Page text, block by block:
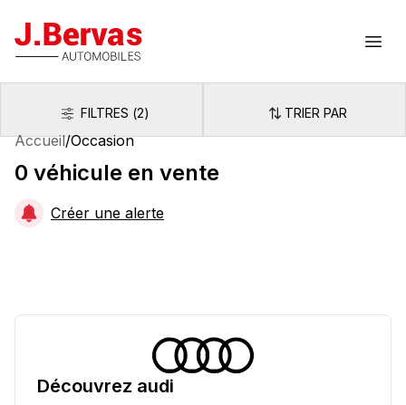
J.Bervas
FiltresFILTRES (2) Trier par
TRIER PAR
Accueil/Occasion
0 véhicule en vente
Créer une alerte
Découvrez audi